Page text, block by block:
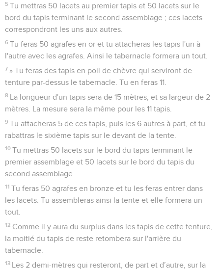
5 Tu mettras 50 lacets au premier tapis et 50 lacets sur le
bord du tapis terminant le second assemblage ; ces lacets
correspondront les uns aux autres.
6 Tu feras 50 agrafes en or et tu attacheras les tapis l'un à
l'autre avec les agrafes. Ainsi le tabernacle formera un tout.
7 » Tu feras des tapis en poil de chèvre qui serviront de
tenture par-dessus le tabernacle. Tu en feras 11.
8 La longueur d'un tapis sera de 15 mètres, et sa largeur de 2
mètres. La mesure sera la même pour les 11 tapis.
9 Tu attacheras 5 de ces tapis, puis les 6 autres à part, et tu
rabattras le sixième tapis sur le devant de la tente.
10 Tu mettras 50 lacets sur le bord du tapis terminant le
premier assemblage et 50 lacets sur le bord du tapis du
second assemblage.
11 Tu feras 50 agrafes en bronze et tu les feras entrer dans
les lacets. Tu assembleras ainsi la tente et elle formera un
tout.
12 Comme il y aura du surplus dans les tapis de cette tenture,
la moitié du tapis de reste retombera sur l'arrière du
tabernacle.
13 Les 2 demi-mètres qui resteront, de part et d’autre, sur la